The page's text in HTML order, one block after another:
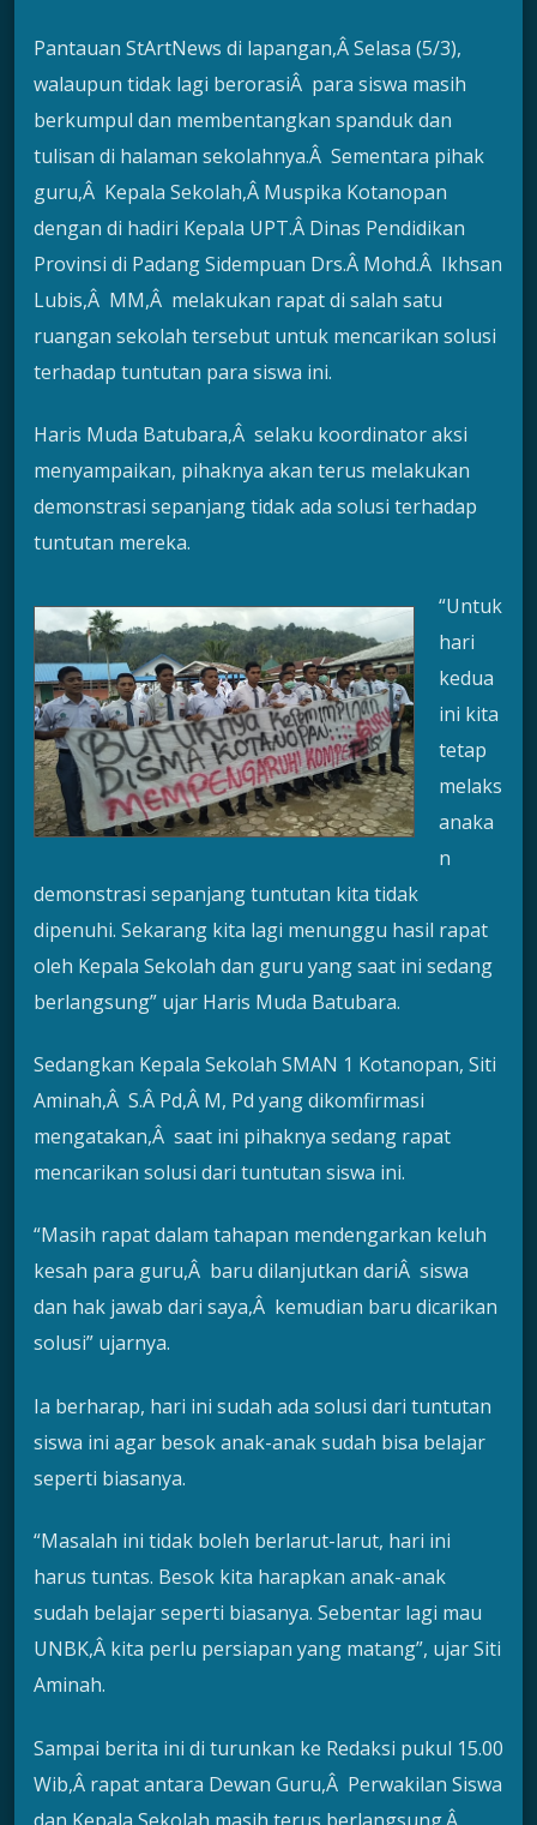
Pantauan StArtNews di lapangan,Â Selasa (5/3),
walaupun tidak lagi berorasiÂ para siswa masih
berkumpul dan membentangkan spanduk dan
tulisan di halaman sekolahnya.Â Sementara pihak
guru,Â Kepala Sekolah,Â Muspika Kotanopan
dengan di hadiri Kepala UPT.Â Dinas Pendidikan
Provinsi di Padang Sidempuan Drs.Â Mohd.Â Ikhsan
Lubis,Â MM,Â melakukan rapat di salah satu
ruangan sekolah tersebut untuk mencarikan solusi
terhadap tuntutan para siswa ini.
Haris Muda Batubara,Â selaku koordinator aksi
menyampaikan, pihaknya akan terus melakukan
demonstrasi sepanjang tidak ada solusi terhadap
tuntutan mereka.
“Untuk
hari
kedua
ini kita
tetap
melaks
anaka
n
demonstrasi sepanjang tuntutan kita tidak
dipenuhi. Sekarang kita lagi menunggu hasil rapat
oleh Kepala Sekolah dan guru yang saat ini sedang
berlangsung” ujar Haris Muda Batubara.
Sedangkan Kepala Sekolah SMAN 1 Kotanopan, Siti
Aminah,Â S.Â Pd,Â M, Pd yang dikomfirmasi
mengatakan,Â saat ini pihaknya sedang rapat
mencarikan solusi dari tuntutan siswa ini.
“Masih rapat dalam tahapan mendengarkan keluh
kesah para guru,Â baru dilanjutkan dariÂ siswa
dan hak jawab dari saya,Â kemudian baru dicarikan
solusi” ujarnya.
Ia berharap, hari ini sudah ada solusi dari tuntutan
siswa ini agar besok anak-anak sudah bisa belajar
seperti biasanya.
“Masalah ini tidak boleh berlarut-larut, hari ini
harus tuntas. Besok kita harapkan anak-anak
sudah belajar seperti biasanya. Sebentar lagi mau
UNBK,Â kita perlu persiapan yang matang”, ujar Siti
Aminah.
Sampai berita ini di turunkan ke Redaksi pukul 15.00
Wib,Â rapat antara Dewan Guru,Â Perwakilan Siswa
dan Kepala Sekolah masih terus berlangsung.Â